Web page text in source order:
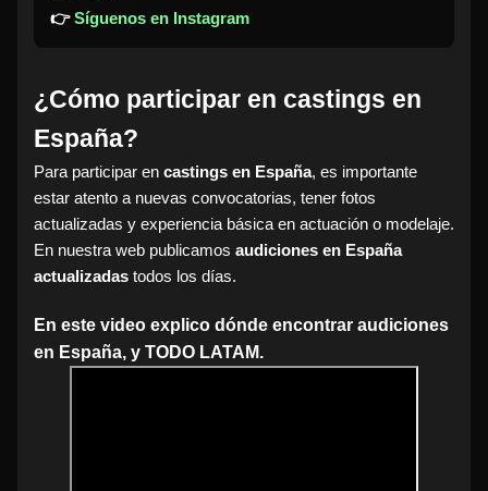
👉Síguenos en Instagram
¿Cómo participar en castings en
España?
Para participar en castings en España, es importante
estar atento a nuevas convocatorias, tener fotos
actualizadas y experiencia básica en actuación o modelaje.
En nuestra web publicamos audiciones en España
actualizadas todos los días.
En este video explico dónde encontrar audiciones
en España, y TODO LATAM.